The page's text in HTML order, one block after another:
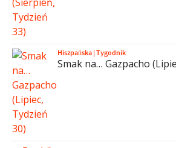
Hiszpańska|Tygodnik
Smak na… Gazpacho